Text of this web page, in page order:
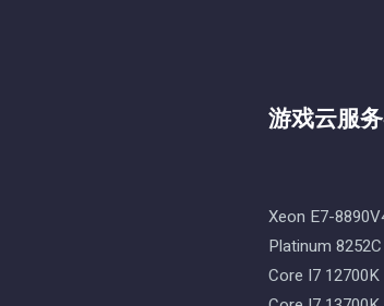
游戏云服
Xeon E7-
Platinum 8252C
Core I7 12700K